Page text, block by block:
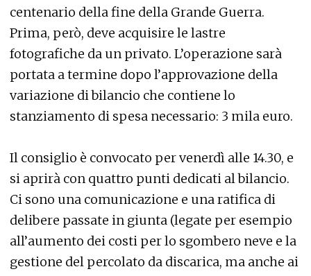
centenario della fine della Grande Guerra.
Prima, però, deve acquisire le lastre
fotografiche da un privato. L’operazione sarà
portata a termine dopo l’approvazione della
variazione di bilancio che contiene lo
stanziamento di spesa necessario: 3 mila euro.
Il consiglio è convocato per venerdì alle 14.30, e
si aprirà con quattro punti dedicati al bilancio.
Ci sono una comunicazione e una ratifica di
delibere passate in giunta (legate per esempio
all’aumento dei costi per lo sgombero neve e la
gestione del percolato da discarica, ma anche ai